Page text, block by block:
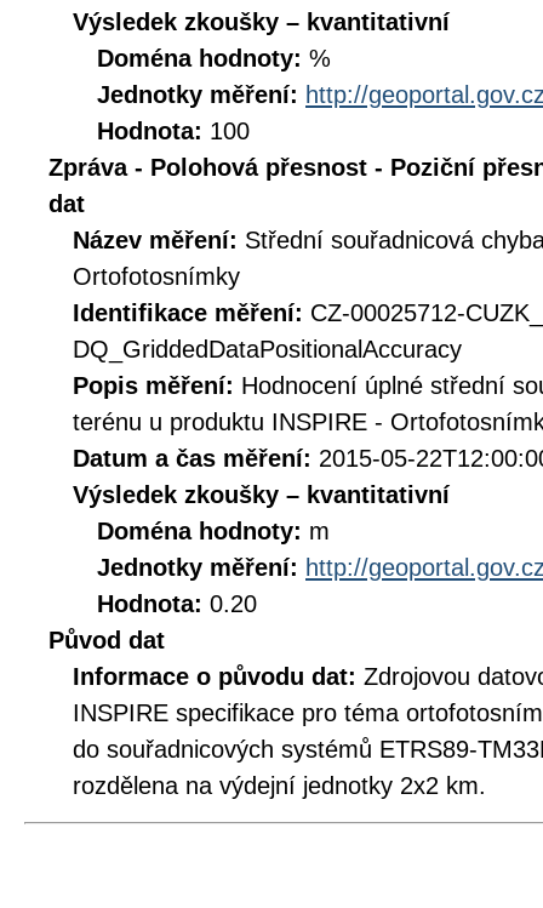
Výsledek zkoušky – kvantitativní
Doména hodnoty: %
Jednotky měření: http://
Hodnota: 100
Zpráva - Polohová přesnost - Poziční
dat
Název měření: Střední souřadnicová
Ortofotosnímky
Identifikace měření: CZ-00025712-
DQ_GriddedDataPositionalAccuracy
Popis měření: Hodnocení úplné střední
terénu u produktu INSPIRE -
Datum a čas měření: 2015-05-
Výsledek zkoušky – kvantitativní
Doména hodnoty: m
Jednotky měření: http://
Hodnota: 0.20
Původ dat
Informace o původu dat: Zdrojovou
INSPIRE specifikace pro téma
do souřadnicových systémů ETRS89-
rozdělena na výdejní jednotky 2x2 km.